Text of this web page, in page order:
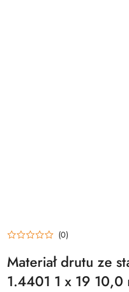
(0)
Materiał drutu ze
1.4401 1 x 19 10,0